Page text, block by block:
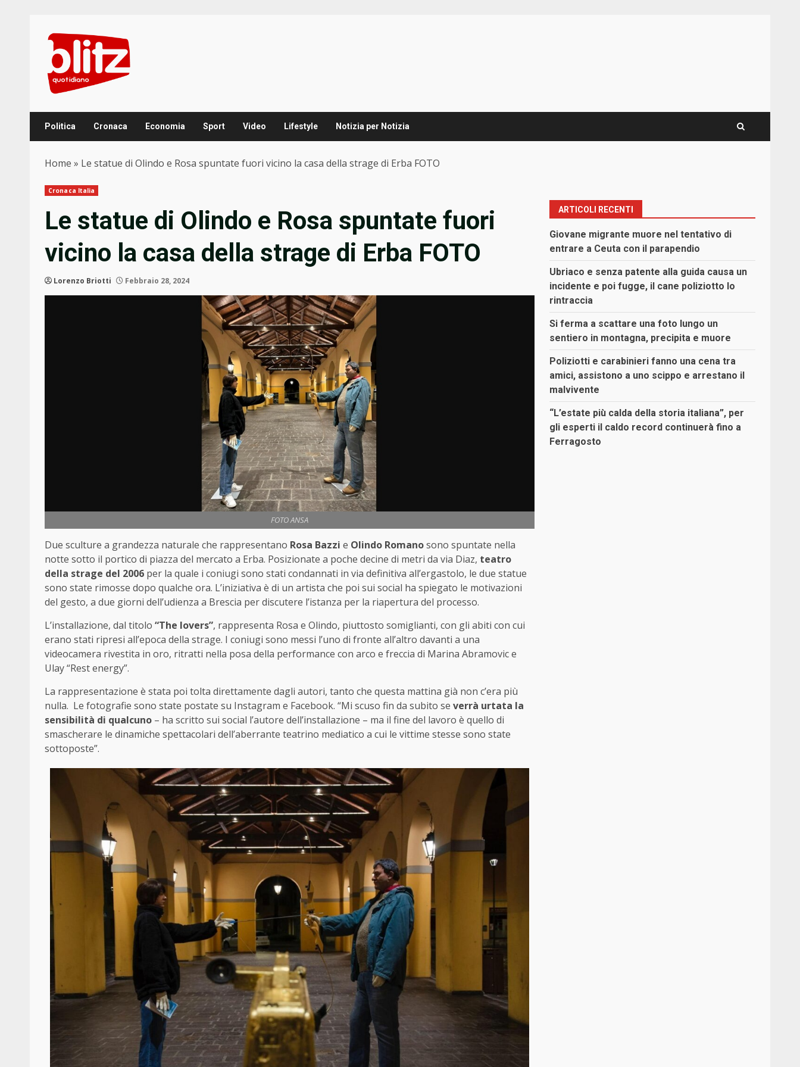
content
Politica Cronaca Economia Sport Video Lifestyle Notizia per Notizia
Home » Le statue di Olindo e Rosa spuntate fuori vicino la casa della strage di Erba FOTO
Cronaca Italia
Le statue di Olindo e Rosa spuntate fuori
vicino la casa della strage di Erba FOTO
Lorenzo Briotti Febbraio 28, 2024
FOTO ANSA
Due sculture a grandezza naturale che rappresentano Rosa Bazzi e Olindo Romanosono spuntate nella
notte sotto il portico di piazza del mercato a Erba. Posizionate a poche decine di metri da via Diaz, teatro
della strage del 2006 per la quale i coniugi sono stati condannati in via definitiva all’ergastolo, le due statue
sono state rimosse dopo qualche ora. L’iniziativa è di un artista che poi sui social ha spiegato le motivazioni
del gesto, a due giorni dell’udienza a Brescia per discutere l’istanza per la riapertura del processo.
L’installazione, dal titolo “The lovers”, rappresenta Rosa e Olindo, piuttosto somiglianti, con gli abiti con cui
erano stati ripresi all’epoca della strage. I coniugi sono messi l’uno di fronte all’altro davanti a una
videocamera rivestita in oro, ritratti nella posa della performance con arco e freccia di Marina Abramovic e
Ulay “Rest energy”.
La rappresentazione è stata poi tolta direttamente dagli autori, tanto che questa mattina già non c’era più
nulla. Le fotografie sono state postate su Instagram e Facebook. “Mi scuso fin da subito se verrà urtata la
sensibilità di qualcuno – ha scritto sui social l’autore dell’installazione – ma il fine del lavoro è quello di
smascherare le dinamiche spettacolari dell’aberrante teatrino mediatico a cui le vittime stesse sono state
sottoposte”.
ARTICOLI RECENTI
Giovane migrante muore nel tentativo di
entrare a Ceuta con il parapendio
Ubriaco e senza patente alla guida causa un
incidente e poi fugge, il cane poliziotto lo
rintraccia
Si ferma a scattare una foto lungo un
sentiero in montagna, precipita e muore
Poliziotti e carabinieri fanno una cena tra
amici, assistono a uno scippo e arrestano il
malvivente
“L’estate più calda della storia italiana”, per
gli esperti il caldo record continuerà fino a
Ferragosto